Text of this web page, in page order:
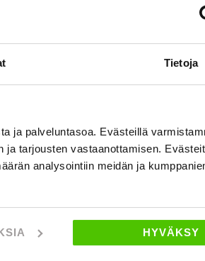
Tietoja
ja palveluntasoa. Evästeillä
tarjousten vastaanottamisen.
analysointiin meidän ja
HYVÄKSY
2x
Saab 9-3
Sport Combi
kulutonta
06/2026,
Lohkolämmitin
2006 , Manuaali,